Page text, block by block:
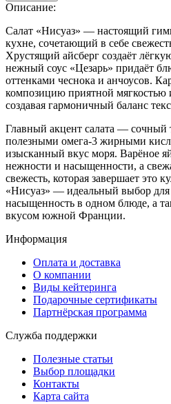
Описание:
Салат «Нисуаз» — настоящий
кухне, сочетающий в себе
Хрустящий айсберг создаёт
нежный соус «Цезарь» придаёт
оттенками чеснока и анчоусов.
композицию приятной мягкостью
создавая гармоничный баланс
Главный акцент салата — сочный
полезными омега-3 жирными
изысканный вкус моря. Варёное
нежности и насыщенности, а
свежесть, которая завершает это
«Нисуаз» — идеальный выбор для
насыщенность в одном блюде, а
вкусом южной Франции.
Информация
Оплата и доставка
О компании
Виды кейтеринга
Подарочные сертификаты
Партнёрская программа
Служба поддержки
Полезные статьи
Выбор площадки
Контакты
Карта сайта